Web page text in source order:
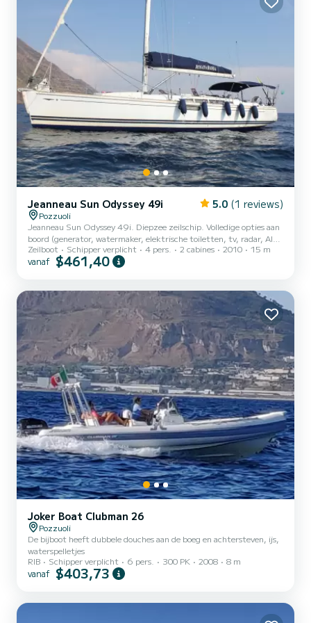
Jeanneau Sun Odyssey 49i 5.0 (1 reviews)
Pozzuoli
Jeanneau Sun Odyssey 49i. Diepzee zeilschip. Volledige opties aan
boord (generator, watermaker, elektrische toiletten, tv, radar, AIS,
EPIRB, hydraulische gangway, gennaker, etc.). Drie
tweepersoonshutten (één voor de bemanning). Twee badkamers .
Zeilboot Schipper verplicht 4 pers. 2 cabines 2010 15 m
vanaf $461,40
Joker Boat Clubman 26
Pozzuoli
De bijboot heeft dubbele douches aan de boeg en achtersteven, ijs,
waterspelletjes
RIB
Schipper verplicht 6 pers. 300 PK 2008 8 m
vanaf $403,73